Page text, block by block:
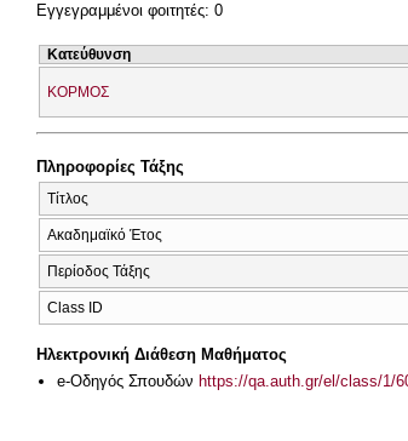
Εγγεγραμμένοι φοιτητές: 0
Κατεύθυνση
ΚΟΡΜΟΣ
Πληροφορίες Τάξης
Τίτλος
Ακαδημαϊκό Έτος
Περίοδος Τάξης
Class ID
Ηλεκτρονική Διάθεση Μαθήματος
e-Οδηγός Σπουδών https://qa.auth.gr/el/class/1/